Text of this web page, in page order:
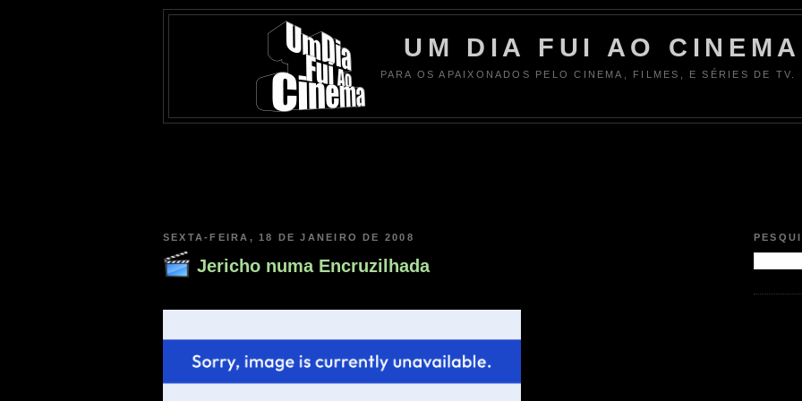
UM DIA FUI AO CINEMA
PARA OS APAIXONADOS PELO CINEMA, FILMES, E SÉRIES DE TV.
SEXTA-FEIRA, 18 DE JANEIRO DE 2008
Jericho numa Encruzilhada